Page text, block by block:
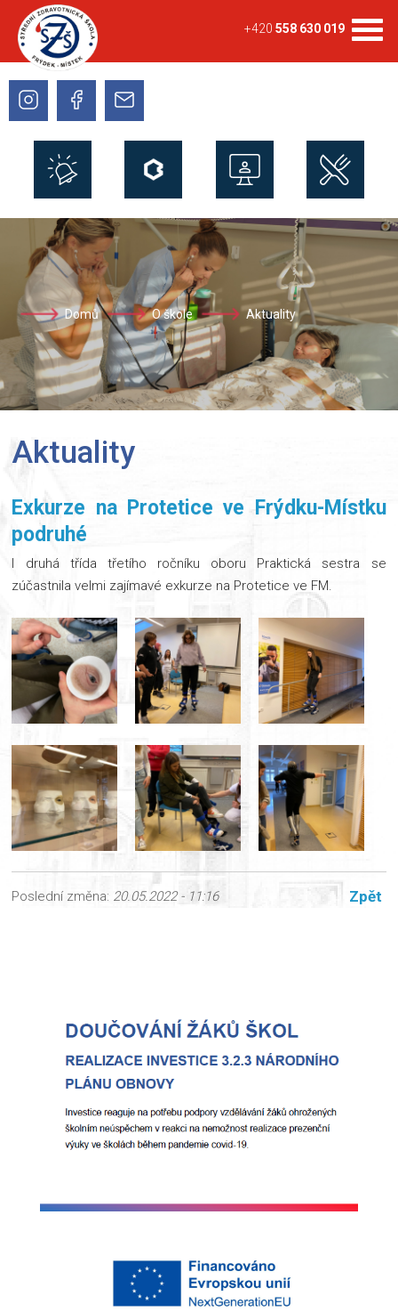
+420 558 630 019
Domů O škole Aktuality
Aktuality
Exkurze na Protetice ve Frýdku-Místku
podruhé
I druhá třída třetího ročníku oboru Praktická sestra se
zúčastnila velmi zajímavé exkurze na Protetice ve FM.
Poslední změna: 20.05.2022 - 11:16 Zpět